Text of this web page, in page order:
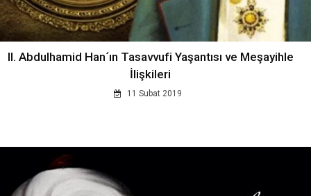
II. Abdulhamid Han´ın Tasavvufi Yaşantısı ve Meşayihle
İlişkileri
11 Subat 2019